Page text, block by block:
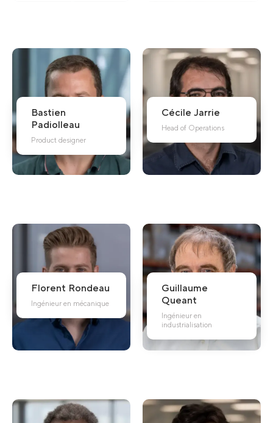
Bastien
Padiolleau
Product designer
Cécile Jarrie
Head of Operations
Florent Rondeau
Ingénieur en mécanique
Guillaume
Queant
Ingénieur en
industrialisation